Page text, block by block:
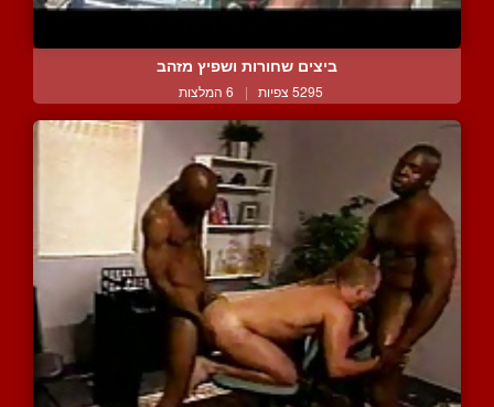
ביצים שחורות ושפיץ מזהב
5295 צפיות | 6 המלצות